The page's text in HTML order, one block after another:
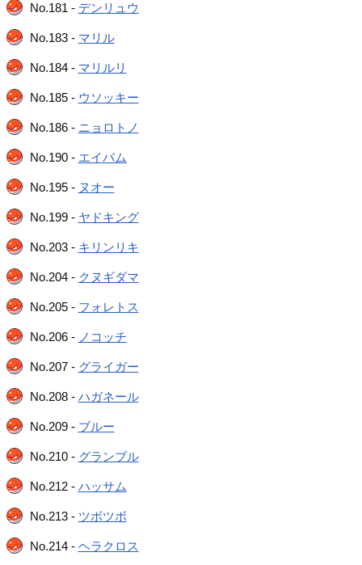
No.181 - デンリュウ
No.183 - マリル
No.184 - マリルリ
No.185 - ウソッキー
No.186 - ニョロトノ
No.190 - エイパム
No.195 - ヌオー
No.199 - ヤドキング
No.203 - キリンリキ
No.204 - クヌギダマ
No.205 - フォレトス
No.206 - ノコッチ
No.207 - グライガー
No.208 - ハガネール
No.209 - ブルー
No.210 - グランブル
No.212 - ハッサム
No.213 - ツボツボ
No.214 - ヘラクロス